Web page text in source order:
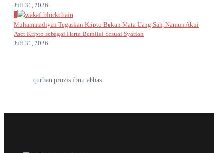
Juli 31, 2026
6
Muhammadiyah Tegaskan Kripto Bukan Mata Uang Sah, Namun Akui
Aset Kripto sebagai Harta Bernilai Sesuai Syariah
Juli 31, 2026
qurban prozis ibnu abbas